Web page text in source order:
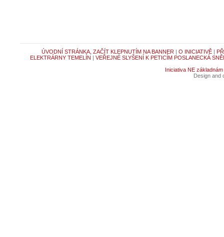
ÚVODNÍ STRÁNKA, ZAČÍT KLEPNUTÍM NA BANNER | O INICIATIVĚ|
ELEKTRÁRNY TEMELÍN | VEŘEJNÉ SLYŠENÍ K PETICÍM POSLANECKÁ
Iniciativa NE základnám
Design and